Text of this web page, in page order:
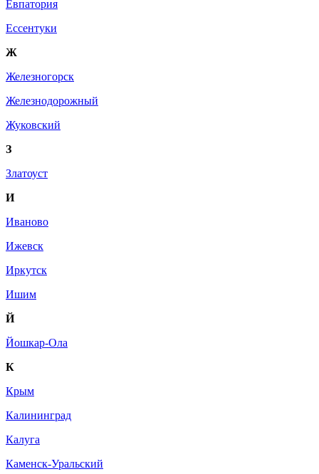
Евпатория
Ессентуки
Ж
Железногорск
Железнодорожный
Жуковский
З
Златоуст
И
Иваново
Ижевск
Иркутск
Ишим
Й
Йошкар-Ола
К
Крым
Калининград
Калуга
Каменск-Уральский